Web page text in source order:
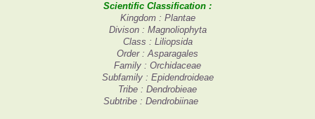
Scientific Classification :
Kingdom : Plantae
Divison : Magnoliophyta
Class : Liliopsida
Order : Asparagales
Family : Orchidaceae
Subfamily : Epidendroideae
Tribe : Dendrobieae
Subtribe : Dendrobiinae